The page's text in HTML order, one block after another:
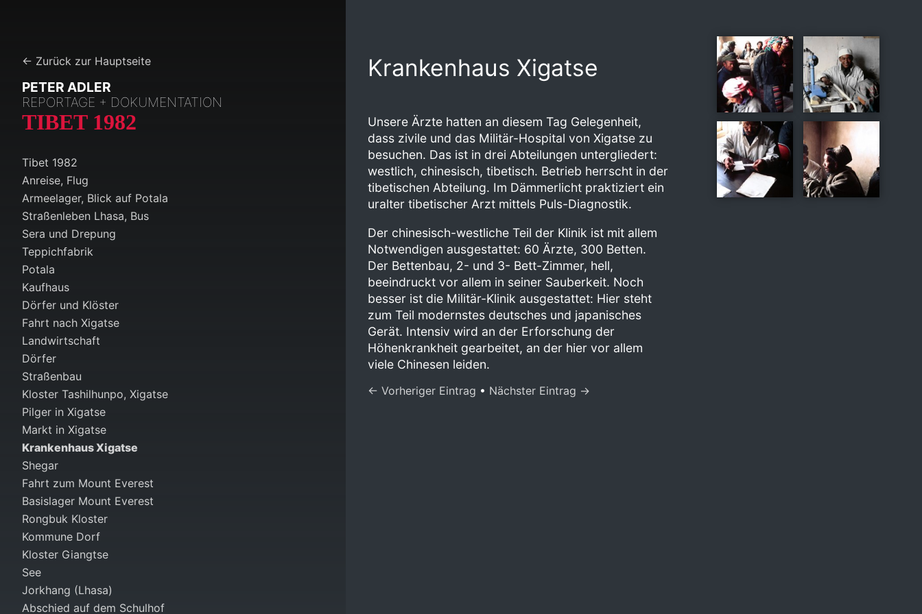
← Zurück zur Hauptseite
PETER ADLER
REPORTAGE + DOKUMENTATION
TIBET 1982
Tibet 1982
Anreise, Flug
Armeelager, Blick auf Potala
Straßenleben Lhasa, Bus
Sera und Drepung
Teppichfabrik
Potala
Kaufhaus
Dörfer und Klöster
Fahrt nach Xigatse
Landwirtschaft
Dörfer
Straßenbau
Kloster Tashilhunpo, Xigatse
Pilger in Xigatse
Markt in Xigatse
Krankenhaus Xigatse
Shegar
Fahrt zum Mount Everest
Basislager Mount Everest
Rongbuk Kloster
Kommune Dorf
Kloster Giangtse
See
Jorkhang (Lhasa)
Abschied auf dem Schulhof
Krankenhaus Xigatse
Unsere Ärzte hatten an diesem Tag Gelegenheit,
dass zivile und das Militär-Hospital von Xigatse zu
besuchen. Das ist in drei Abteilungen untergliedert:
westlich, chinesisch, tibetisch. Betrieb herrscht in der
tibetischen Abteilung. Im Dämmerlicht praktiziert ein
uralter tibetischer Arzt mittels Puls-Diagnostik.
Der chinesisch-westliche Teil der Klinik ist mit allem
Notwendigen ausgestattet: 60 Ärzte, 300 Betten.
Der Bettenbau, 2- und 3- Bett-Zimmer, hell,
beeindruckt vor allem in seiner Sauberkeit. Noch
besser ist die Militär-Klinik ausgestattet: Hier steht
zum Teil modernstes deutsches und japanisches
Gerät. Intensiv wird an der Erforschung der
Höhenkrankheit gearbeitet, an der hier vor allem
viele Chinesen leiden.
← Vorheriger Eintrag • Nächster Eintrag →